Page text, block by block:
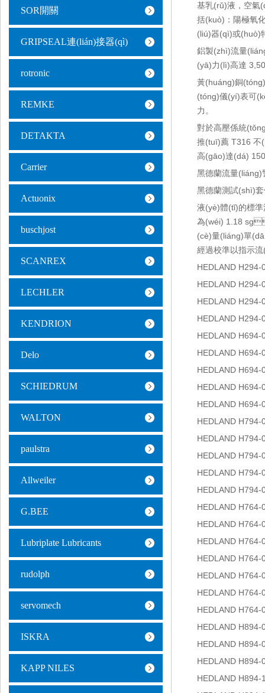
基乳(rǔ)液，空氣
括(kuò)：陽極氧
(liú)器(qì)或(huò)
鋁製(zhì)流量
(yā)力(lì)高達
黃(huáng)銅
(tóng)儀(yí)表可
力。
對於高壓係統
推(tuī)薦 T316 不
高(gāo)達(dá)
黑德蘭流量(liáng)
黑德蘭測試(shì)
液(yè)體(tǐ)的標準
為(wéi) 1.18
(cè)量(liáng)單
經過校準以指示流
HEDLAND H294-
HEDLAND H294-
HEDLAND H294-
HEDLAND H294-
HEDLAND H694-
HEDLAND H694-
HEDLAND H694-
HEDLAND H694-
HEDLAND H694-
HEDLAND H794-
HEDLAND H794-
HEDLAND H794-
HEDLAND H794-
HEDLAND H794-
HEDLAND H764-
HEDLAND H764-
HEDLAND H764-
HEDLAND H764-
HEDLAND H764-
HEDLAND H764-
HEDLAND H764-
HEDLAND H894-
HEDLAND H894-
HEDLAND H894-
HEDLAND H894-
SOR開關
GRIPSEAL連(lián)接器(qì)
rotronic
REMKE
DETAKTA
Carrier
Actuonix
buschjost
SCANREX
LECHLER
KENDRION
Delo
SCHIEDRUM
WALTON
paulstra
Allweiler
G.BEE
Lubriplate Lubricants
rudolph
servomech
ISKRA
KAPP NILES